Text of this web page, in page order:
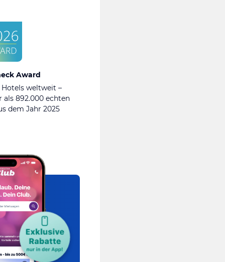
Award
weltweit –
als 892.000 echten
dem Jahr 2025